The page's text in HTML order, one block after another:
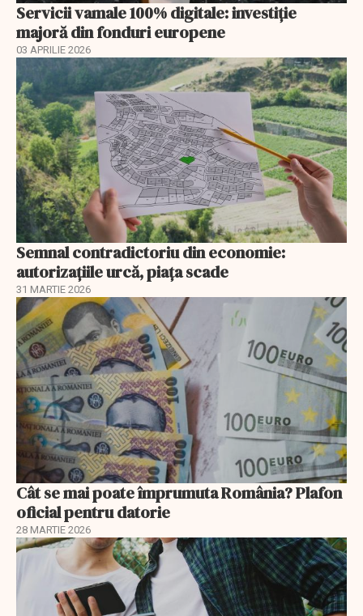
Servicii vamale 100% digitale: investiție
majoră din fonduri europene
03 APRILIE 2026
Semnal contradictoriu din economie:
autorizațiile urcă, piața scade
31 MARTIE 2026
Cât se mai poate împrumuta România? Plafon
oficial pentru datorie
28 MARTIE 2026